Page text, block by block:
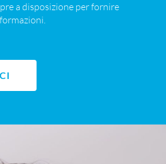
a disposizione per fornire